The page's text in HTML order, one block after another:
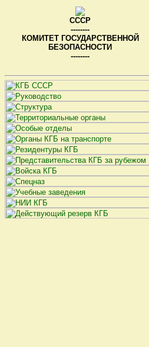
СССР
--------
КОМИТЕТ ГОСУДАРСТВЕННОЙ
БЕЗОПАСНОСТИ
--------